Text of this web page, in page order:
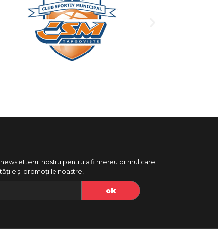
nostru pentru a fi mereu primul care
și promoțiile noastre!
ok